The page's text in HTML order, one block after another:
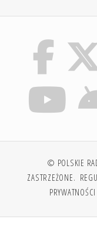
© POLSKIE
ZASTRZEŻONE.
PRYWATNOŚCI